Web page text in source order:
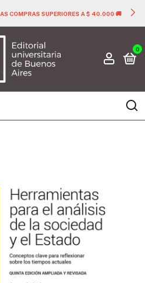
COMPRAS SUPERIORES A $ 40.000 🚚
0